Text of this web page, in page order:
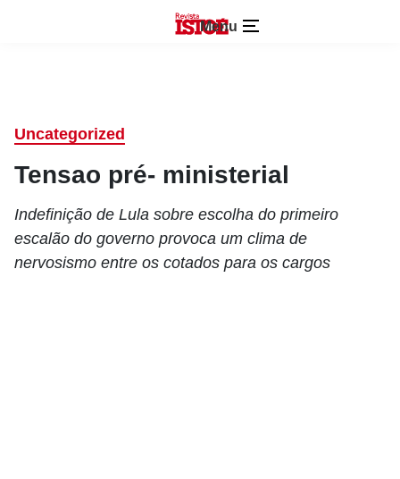
Menu
Uncategorized
Tensao pré- ministerial
Indefinição de Lula sobre escolha do primeiro
escalão do governo provoca um clima de
nervosismo entre os cotados para os cargos